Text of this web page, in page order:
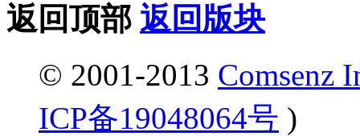
返回顶部 返回版块
© 2001-2013 Comsenz
ICP备19048064号 )